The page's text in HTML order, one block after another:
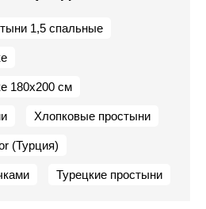
1,5 спальные
180х200 см
Хлопковые простыни
(Турция)
Турецкие простыни